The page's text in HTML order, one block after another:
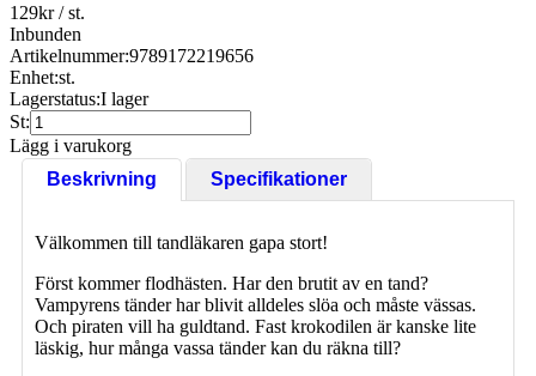
129kr/ st.
Inbunden
Artikelnummer:9789172219656
Enhet:st.
Lagerstatus:I lager
St:
Lägg i varukorg
Beskrivning
Specifikationer
Välkommen till tandläkaren gapa stort!
Först kommer flodhästen. Har den brutit av en tand?
Vampyrens tänder har blivit alldeles slöa och måste vässas.
Och piraten vill ha guldtand. Fast krokodilen är kanske lite
läskig, hur många vassa tänder kan du räkna till?